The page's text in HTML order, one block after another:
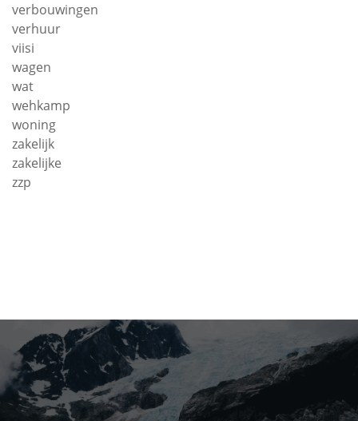
verbouwingen
verhuur
viisi
wagen
wat
wehkamp
woning
zakelijk
zakelijke
zzp